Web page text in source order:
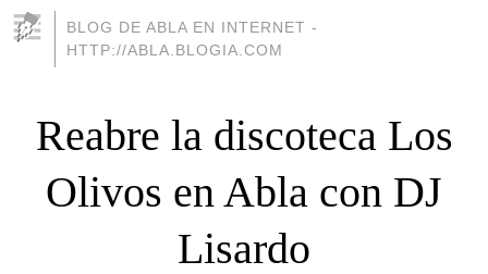
BLOG DE ABLA EN INTERNET -
HTTP://ABLA.BLOGIA.COM
Reabre la discoteca Los
Olivos en Abla con DJ
Lisardo